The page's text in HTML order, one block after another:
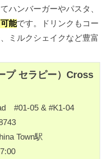
ハンバーガーやパスタ、
能です。ドリンクもコー
ミルクシェイクなど豊富
プ セラピー）Cross
#01-05 & #K1-04
Town駅